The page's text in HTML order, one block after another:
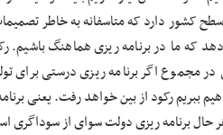
سطح کشور دارد که متاسفانه به خاطر
دهد که ما در برنامه ریزی هماهنگ
مجموع اگر برنامه ریزی درستی برای
رکود از بین خواهد رفت. یعنی
حال برنامه ریزی دولت سوای از